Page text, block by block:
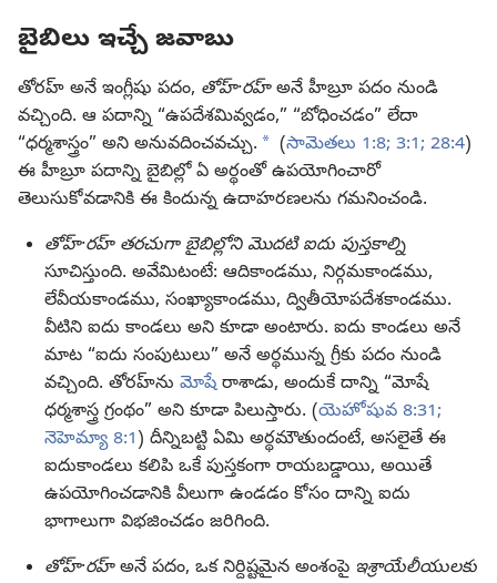
బైబిలు ఇచ్చే జవాబు
తోరహ్‌ అనే ఇంగ్లీషు పదం, తోహ్‌·రహ్‌అనే హీబ్రూ పదం నుండి
వచ్చింది. ఆ పదాన్ని “ఉపదేశమివ్వడం,” “బోధించడం” లేదా
“ధర్మశాస్త్రం” అని అనువదించవచ్చు. a (సామెతలు 1:8; 3:1; 28:4)
ఈ హీబ్రూ పదాన్ని బైబిల్లో ఏ అర్థంతో ఉపయోగించారో
తెలుసుకోవడానికి ఈ కిందున్న ఉదాహరణలను గమనించండి.
తోహ్‌·రహ్‌ తరచుగా బైబిల్లోని మొదటి ఐదు పుస్తకాల్ని
సూచిస్తుంది. అవేమిటంటే: ఆదికాండము, నిర్గమకాండము,
లేవీయకాండము, సంఖ్యాకాండము, ద్వితీయోపదేశకాండము.
వీటిని ఐదు కాండలు అని కూడా అంటారు. ఐదు కాండలు అనే
మాట “ఐదు సంపుటులు” అనే అర్థమున్న గ్రీకు పదం నుండి
వచ్చింది. తోరహ్‌ను మోషేరాశాడు, అందుకే దాన్ని “మోషే
ధర్మశాస్త్ర గ్రంథం” అని కూడా పిలుస్తారు. (యెహోషువ 8:31;
నెహెమ్యా 8:1) దీన్నిబట్టి ఏమి అర్థమౌతుందంటే, అసలైతే ఈ
ఐదుకాండలు కలిపి ఒకే పుస్తకంగా రాయబడ్డాయి, అయితే
ఉపయోగించడానికి వీలుగా ఉండడం కోసం దాన్ని ఐదు
భాగాలుగా విభజించడం జరిగింది.
తోహ్‌·రహ్‌అనే పదం, ఒక నిర్దిష్టమైన అంశంపై ఇశ్రాయేలీయులకు